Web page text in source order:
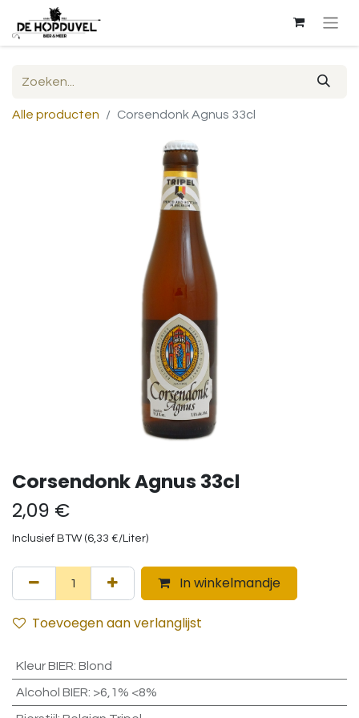
Alle producten Corsendonk Agnus 33cl
Corsendonk Agnus 33cl
2,09 €
Inclusief BTW (6,33 €/Liter)
In winkelmandje
Toevoegen aan verlanglijst
Kleur BIER: Blond
Alcohol BIER: >6,1% <8%